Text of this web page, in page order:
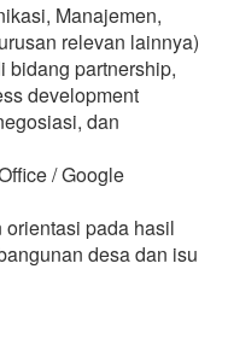
Manajemen,
relevan lainnya)
bidang partnership,
development
dan
/ Google
pada hasil
desa dan isu